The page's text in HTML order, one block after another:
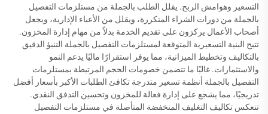
التسعير وهوامش الربح. يقلل الطلب بالجملة من مستلزمات التفصيل
بالجملة من دورات الشراء المتكررة، ويقلل من الأعباء الإدارية، ويجعل
أصحاب الأعمال يركزون على تقديم الخدمة بدلاً من مهام إدارة المخزون.
تتيح البنية التسعيرية المتوقعة لمستلزمات التفصيل بالجملة التنبؤ الدقيق
بالتكاليف وتخطيط الميزانية، مما يوفر استقرارًا ماليًا يدعم النمو
والاستثمارات. غالبًا ما تتضمن خصومات الحجم المرتبطة بمستلزمات
التفصيل بالجملة أنظمة تسعير متدرجة تكافئ الطلبات الأكبر بأسعار أفضل
تدريجيًا، مما يشجع على إدارة فعالة للمخزون وتحسين التدفق النقدي.
تنعكس تكاليف التغليف المنخفضة المتأصلة في مستلزمات التفصيل